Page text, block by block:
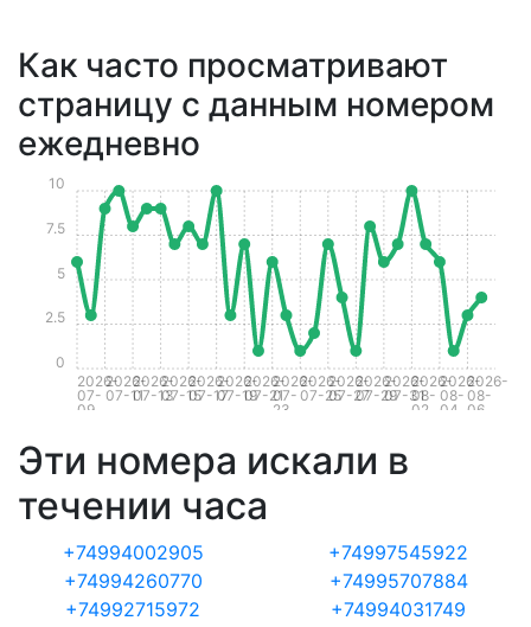
Как часто просматривают
страницу с данным номером
ежедневно
2026-
07-
09
2026-
07-11
2026-
07-13
2026-
07-15
2026-
07-17
2026-
07-19
2026-
07-21
2026-
07-
23
2026-
07-25
2026-
07-27
2026-
07-29
2026-
07-31
2026-
08-
02
2026-
08-
04
2026-
08-
06
0
2.5
5
7.5
10
Эти номера искали в
течении часа
+74994002905
+74997545922
+74994260770
+74995707884
+74992715972
+74994031749